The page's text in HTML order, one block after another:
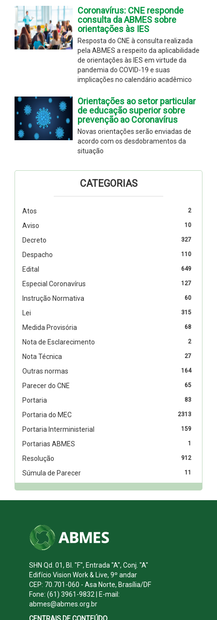
Coronavírus: CNE responde
consulta da ABMES sobre
orientações às IES
Resposta do CNE à consulta realizada
pela ABMES a respeito da aplicabilidade
de orientações às IES em virtude da
pandemia do COVID-19 e suas
implicações no calendário acadêmico
Orientações ao setor particular
de educação superior sobre
prevenção ao Coronavírus
Novas orientações serão enviadas de
acordo com os desdobramentos da
situação
CATEGORIAS
2
Atos
10
Aviso
327
Decreto
110
Despacho
649
Edital
127
Especial Coronavírus
60
Instrução Normativa
315
Lei
68
Medida Provisória
2
Nota de Esclarecimento
27
Nota Técnica
164
Outras normas
65
Parecer do CNE
83
Portaria
2313
Portaria do MEC
159
Portaria Interministerial
1
Portarias ABMES
912
Resolução
11
Súmula de Parecer
SHN Qd. 01, Bl. "F", Entrada "A", Conj. "A"
Edifício Vision Work & Live, 9º andar
CEP: 70.701-060 - Asa Norte, Brasília/DF
Fone: (61) 3961-9832 | E-mail:
abmes@abmes.org.br
CENTRAIS DE CONTEÚDO